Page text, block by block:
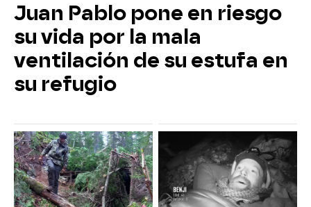
Juan Pablo pone en riesgo
su vida por la mala
ventilación de su estufa en
su refugio